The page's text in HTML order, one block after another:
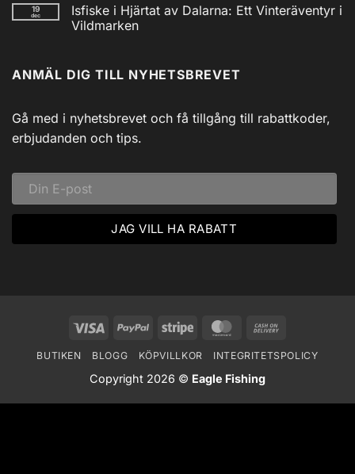
AM/FM
Powerbank
inkl
till
Utforska
Siljans
Svadlings
Guidade
19
dec
Isfiske i Hjärtat av Dalarna: Ett Vinteräventyr i
Vildmarken
Isfiske
i
Dalarna:
Ett
Vinteräventyr
i
ANMÄL DIG TILL NYHETSBREVET
Gå med i nyhetsbrevet och få tillgång till rabattkoder,
erbjudanden och tips.
Visa PayPal Stripe MasterCard
Delivery
BUTIKEN BLOGG KÖPVILLKOR INTEGRITETSPOLICY
Copyright 2026 © Eagle Fishing